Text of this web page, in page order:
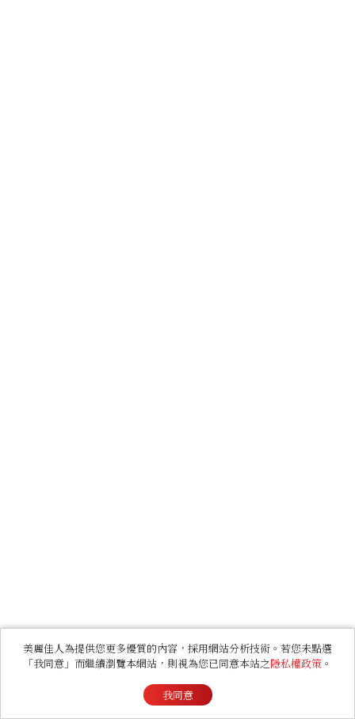
美麗佳人為提供您更多優質的內容，採用網站分析技術。若您未點選
「我同意」而繼續瀏覽本網站，則視為您已同意本站之隱私權政策 。
我同意